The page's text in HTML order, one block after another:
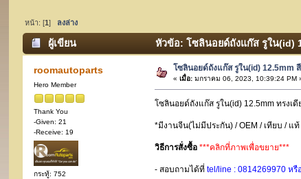
หน้า: [1] ลงล่าง
ผู้เขียน หัวข้อ: โซลินอยด์ถังแก๊ส รูใน(id)
roomautoparts
Hero Member
Thank You
-Given: 21
-Receive: 19
กระทู้: 752
โซลินอยด์ถังแก๊ส รูใน(id) 12.5mm
«เมื่อ: มกราคม 06, 2023, 10:39:24 PM
โซลินอยด์ถังแก๊ส รูใน(id) 12.5mm ทรงเดี
*มีงานจีน(ไม่มีประกัน) / OEM / เทียบ / แ
วิธีการสั่งซื้อ ***คลิกที่ภาพเพื่อขยาย***
- สอบถามได้ที่tel/line : 0814269970 หรื